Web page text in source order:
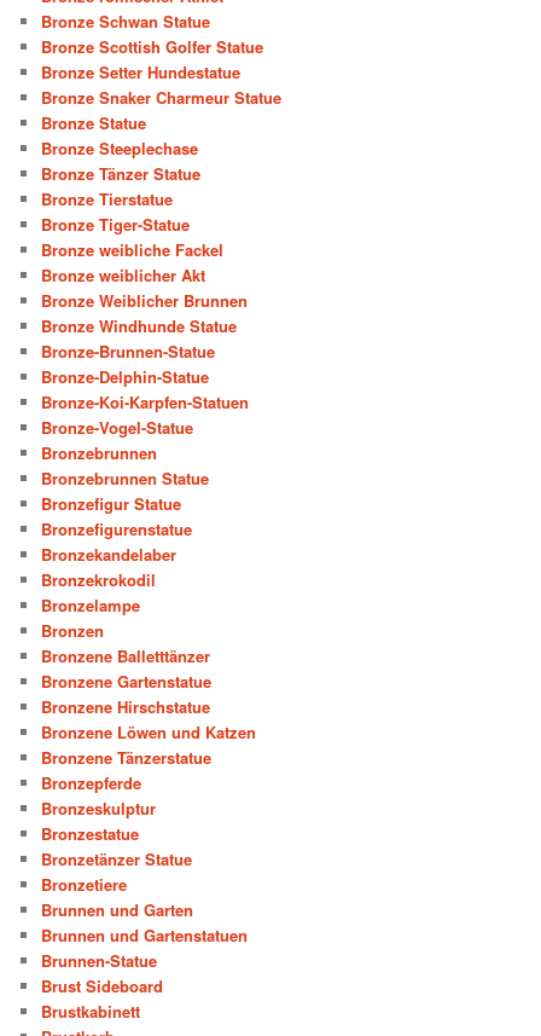
Bronze Schwan Statue
Bronze Scottish Golfer Statue
Bronze Setter Hundestatue
Bronze Snaker Charmeur Statue
Bronze Statue
Bronze Steeplechase
Bronze Tänzer Statue
Bronze Tierstatue
Bronze Tiger-Statue
Bronze weibliche Fackel
Bronze weiblicher Akt
Bronze Weiblicher Brunnen
Bronze Windhunde Statue
Bronze-Brunnen-Statue
Bronze-Delphin-Statue
Bronze-Koi-Karpfen-Statuen
Bronze-Vogel-Statue
Bronzebrunnen
Bronzebrunnen Statue
Bronzefigur Statue
Bronzefigurenstatue
Bronzekandelaber
Bronzekrokodil
Bronzelampe
Bronzen
Bronzene Balletttänzer
Bronzene Gartenstatue
Bronzene Hirschstatue
Bronzene Löwen und Katzen
Bronzene Tänzerstatue
Bronzepferde
Bronzeskulptur
Bronzestatue
Bronzetänzer Statue
Bronzetiere
Brunnen und Garten
Brunnen und Gartenstatuen
Brunnen-Statue
Brust Sideboard
Brustkabinett